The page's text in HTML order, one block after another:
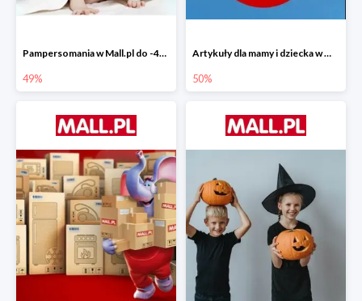
Pampersomania w Mall.pl do -49%
49%
Artykuły dla mamy i dziecka w Mall.pl do -50%
50%